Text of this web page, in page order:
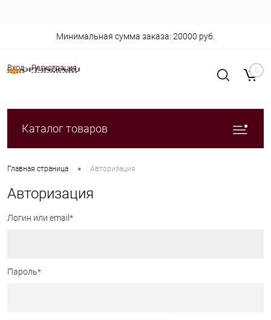
Вход Регистрация
Минимальная сумма заказа: 20000 руб.
0
Каталог товаров
Главная страница • Авторизация
Авторизация
Логин или email*
Пароль*